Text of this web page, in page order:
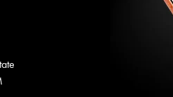
Info call-
Abonare la
Afli primul